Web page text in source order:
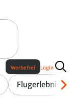
Flugerlebnis
Werbefrei Login